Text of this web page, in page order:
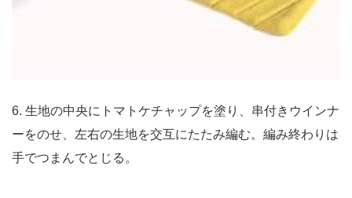
6. 生地の中央にトマトケチャップを塗り、串付きウインナ
ーをのせ、左右の生地を交互にたたみ編む。編み終わりは
手でつまんでとじる。